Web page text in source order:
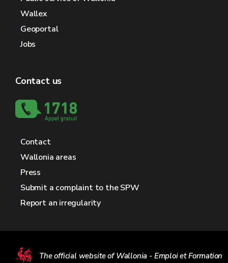
Wallex
Geoportal
Jobs
Contact us
Contact
Wallonia areas
Press
Submit a complaint to the SPW
Report an irregularity
The official website of Wallonia - Emploi et Formation